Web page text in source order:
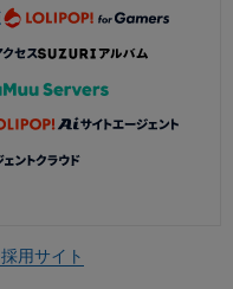
採用サイト